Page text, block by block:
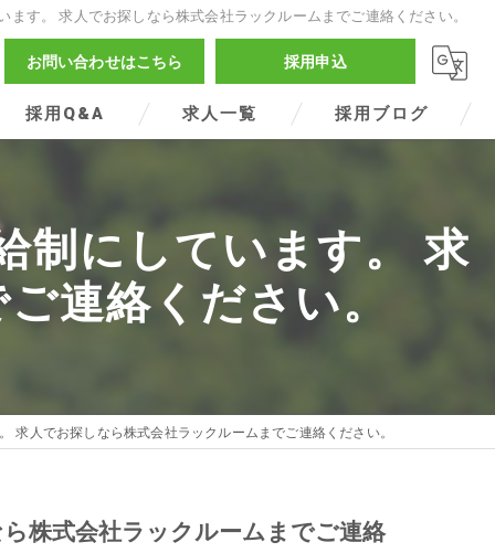
す。 求人でお探しなら株式会社ラックルームまでご連絡ください。
お問い合わせはこちら 採用申込
採用Q&A 求人一覧 採用ブログ
制にしています。 求
連絡ください。
求人でお探しなら株式会社ラックルームまでご連絡ください。
株式会社ラックルームまでご連絡